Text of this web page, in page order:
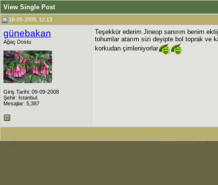
View Single Post
18-05-2009, 12:13
günebakan
Ağaç Dostu
Giriş Tarihi: 09-09-2008
Şehir: İstanbul.
Mesajlar: 5,387
Teşekkür ederim Jineop sanırım benim
tohumlar atarım sizi deyipte bol toprak ve
korkudan çimleniyorlar